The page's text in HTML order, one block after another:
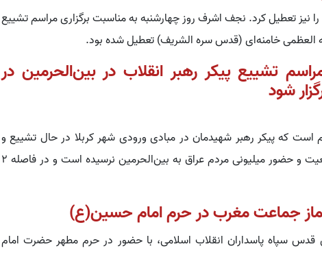
نیز تعطیل کرد. نجف اشرف روز چهارشنبه به مناسبت برگزاری مراسم تشییع
العظمی خامنه‌ای (قدس سره الشریف) تعطیل شده بود.
تشییع پیکر رهبر انقلاب در بین‌الحرمین در
از ۴ ساعت و نیم است که پیکر رهبر شهیدمان در مبادی ورودی شهر کربلا در حال تشییع و
وداع است و هنوز بدلیل ازدحام جمعیت و حضور میلیونی مردم عراق به بین‌الحرمین نرسیده است و در فاصله ۲
جماعت مغرب در حرم امام حسین(ع)
قدس سپاه پاسداران انقلاب اسلامی، با حضور در حرم مطهر حضرت امام